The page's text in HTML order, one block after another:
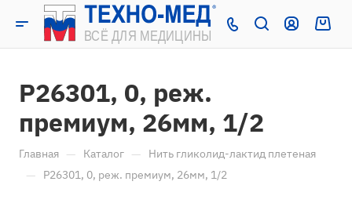
P26301, 0, реж.
премиум, 26мм, 1/2
Главная — Каталог — Нить гликолид-лактид плетеная
— P26301, 0, реж. премиум, 26мм, 1/2